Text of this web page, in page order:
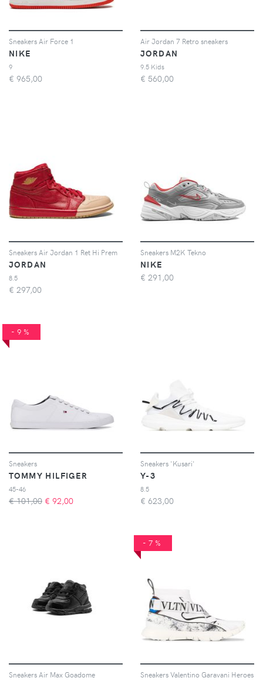
Sneakers Air Force 1
NIKE
9
€ 965,00
Air Jordan 7 Retro sneakers
JORDAN
9.5 Kids
€ 560,00
Sneakers Air Jordan 1 Ret Hi Prem
JORDAN
8.5
€ 297,00
Sneakers M2K Tekno
NIKE
€ 291,00
-9%
Sneakers
TOMMY HILFIGER
45-46
€ 101,00 € 92,00
Sneakers 'Kusari'
Y-3
8.5
€ 623,00
Sneakers Air Max Goadome
-7%
Sneakers Valentino Garavani Heroes